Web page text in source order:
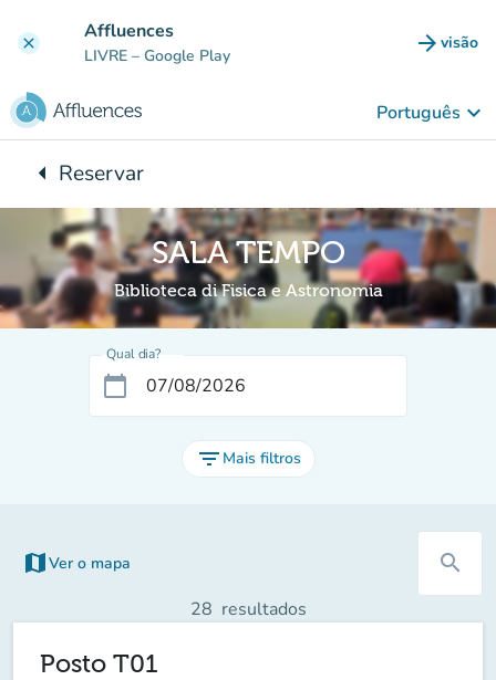
clear Affluences
LIVRE – Google Play arrow_forward visão
(novo
Português keyboard_arrow_down
arrow_leftVoltar para:
Reservar
SALA TEMPO
Biblioteca di Fisica e Astronomia
Qual dia?
calendar_today
filter_list Mais filtros
map Ver o mapa search
28 resultados
Posto T01